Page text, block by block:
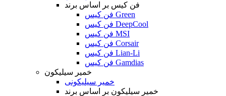
فن کیس بر اساس برند
فن کیس Green
فن کیس DeepCool
فن کیس MSI
فن کیس Corsair
فن کیس Lian-Li
فن کیس Gamdias
خمیر سیلیکون
خمیر سیلیکونی
خمیر سیلیکون بر اساس برند